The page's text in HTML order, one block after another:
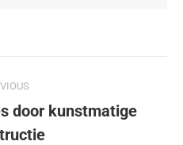
door kunstmatige